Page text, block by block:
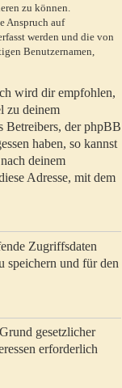
zu können.
Anspruch auf
werden und die von
Benutzernamen,
wird dir empfohlen,
zu deinem
Betreibers, der phpBB
haben, so kannst
deinem
Adresse, mit dem
Zugriffsdaten
speichern und für den
gesetzlicher
erforderlich